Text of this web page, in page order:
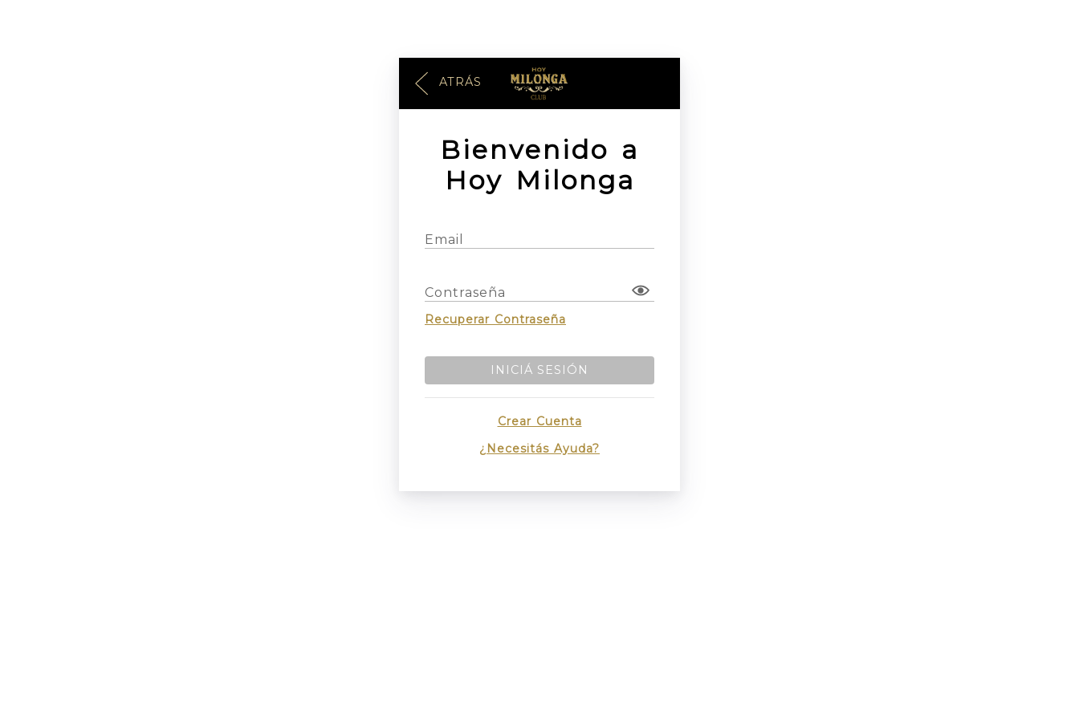
ATRÁS
Bienvenido a
Hoy Milonga
Email
Contraseña
Recuperar Contraseña
INICIÁ SESIÓN
Crear Cuenta
¿Necesitás Ayuda?